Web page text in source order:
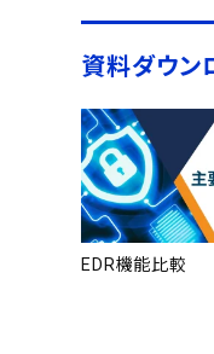
資料ダウン
EDR機能比較